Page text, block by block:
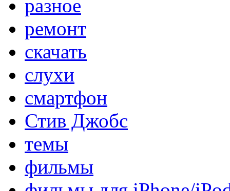
разное
ремонт
скачать
слухи
смартфон
Стив Джобс
темы
фильмы